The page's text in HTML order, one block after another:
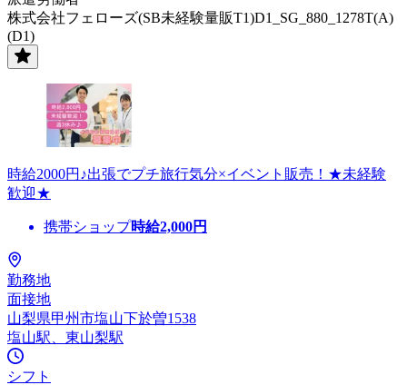
株式会社フェローズ(SB未経験量販T1)D1_SG_880_1278T(A)
(D1)
時給2000円♪出張でプチ旅行気分×イベント販売！★未経験
歓迎★
携帯ショップ時給2,000円
勤務地
面接地
山梨県甲州市塩山下於曽1538
塩山駅、東山梨駅
シフト